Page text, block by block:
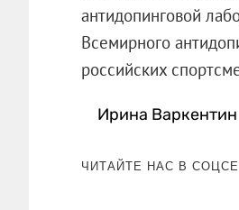
антидопинговой
Всемирного
российских
Ирина Варкентин
ЧИТАЙТЕ НАС В